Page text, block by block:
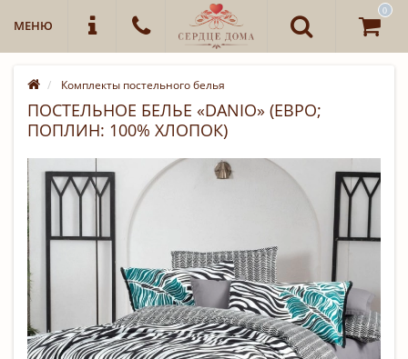
МЕНЮ
0
Комплекты постельного белья
ПОСТЕЛЬНОЕ БЕЛЬЕ «DANIO» (ЕВРО;
ПОПЛИН: 100% ХЛОПОК)